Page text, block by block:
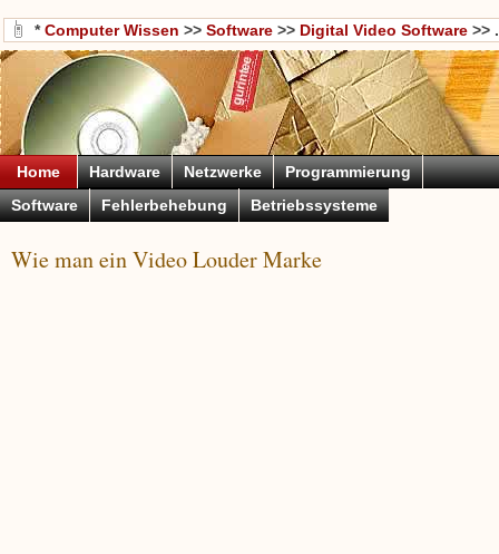
*Computer Wissen >> Software >> Digital Video Software >> .
Home Hardware Netzwerke
Programmierung
Software
Fehlerbehebung Betriebssysteme
Wie man ein Video Louder Marke